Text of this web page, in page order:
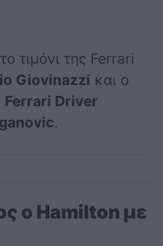
τιμόνι της Ferrari
Giovinazzi και ο
Ferrari Driver
.
ο Hamilton με